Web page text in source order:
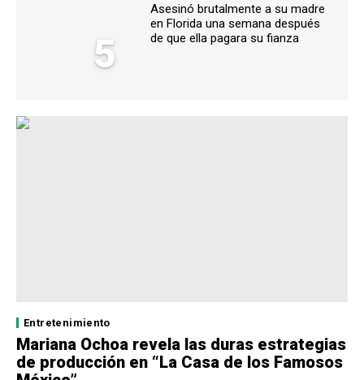
5
Asesinó brutalmente a su madre
en Florida una semana después
de que ella pagara su fianza
Entretenimiento
Mariana Ochoa revela las duras estrategias
de producción en “La Casa de los Famosos